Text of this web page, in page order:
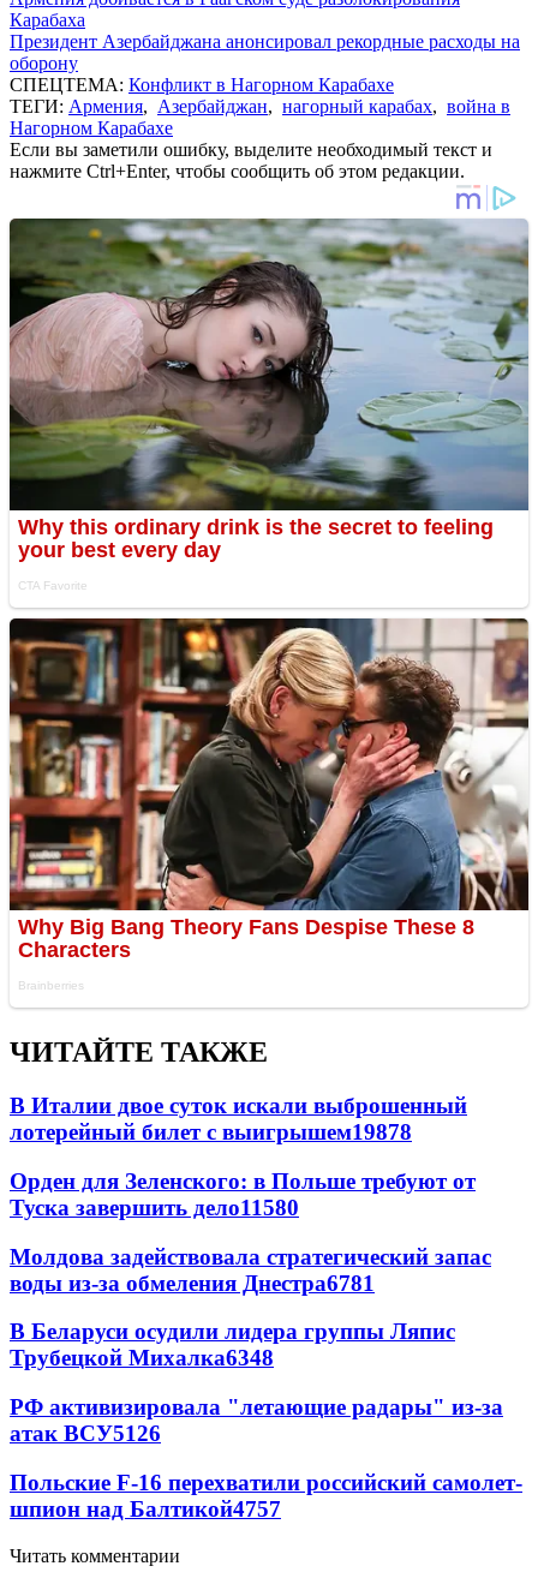
Карабаха
Президент Азербайджана анонсировал рекордные расходы на
оборону
СПЕЦТЕМА: Конфликт в Нагорном Карабахе
ТЕГИ: Армения, Азербайджан, нагорный карабах, война в
Нагорном Карабахе
Если вы заметили ошибку, выделите необходимый текст и
нажмите Ctrl+Enter, чтобы сообщить об этом редакции.
ЧИТАЙТЕ ТАКЖЕ
В Италии двое суток искали выброшенный
лотерейный билет с выигрышем19878
Орден для Зеленского: в Польше требуют от
Туска завершить дело11580
Молдова задействовала стратегический запас
воды из-за обмеления Днестра6781
В Беларуси осудили лидера группы Ляпис
Трубецкой Михалка6348
РФ активизировала "летающие радары" из-за
атак ВСУ5126
Польские F-16 перехватили российский самолет-
шпион над Балтикой4757
Читать комментарии